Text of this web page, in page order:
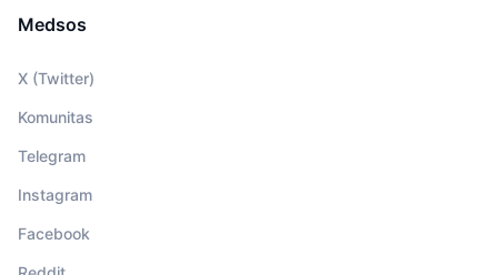
Medsos
X (Twitter)
Komunitas
Telegram
Instagram
Facebook